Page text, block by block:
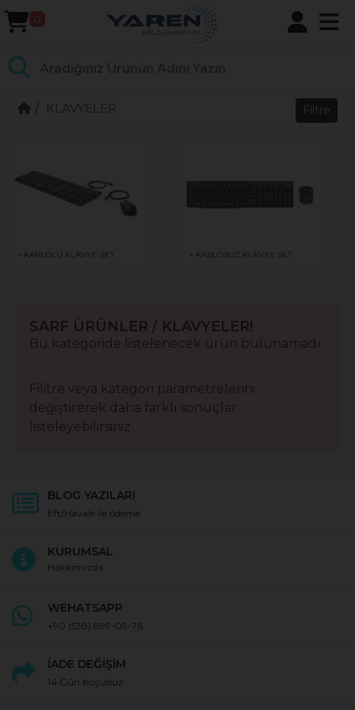
0
KLAVYELER Filtre
+ KABLOLU KLAVYE SET + KABLOSUZ KLAVYE SET
SARF ÜRÜNLER / KLAVYELER!
Bu kategoride listelenecek ürün bulunamadı
Filitre veya kategori parametrelerini
değiştirerek daha farklı sonuçlar
listeleyebilirsiniz
BLOG YAZILARI
Eft/Havale ile ödeme
KURUMSAL
Hakkımızda
WEHATSAPP
+90 (538) 899-09-76
İADE DEĞİŞİM
14 Gün Koşulsuz